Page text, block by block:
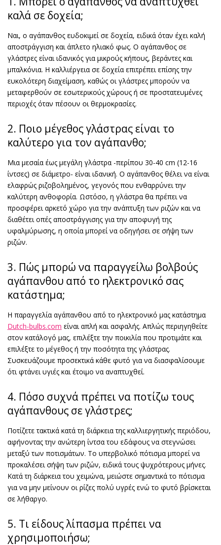
καλά σε δοχεία;
Ναι, ο αγάπανθος ευδοκιμεί σε δοχεία, ειδικά όταν έχει καλή
αποστράγγιση και άπλετο ηλιακό φως. Ο αγάπανθος σε
γλάστρες είναι ιδανικός για μικρούς κήπους, βεράντες και
μπαλκόνια. Η καλλιέργεια σε δοχεία επιτρέπει επίσης την
ευκολότερη διαχείμαση, καθώς οι γλάστρες μπορούν να
μεταφερθούν σε εσωτερικούς χώρους ή σε προστατευμένες
περιοχές όταν πέσουν οι θερμοκρασίες.
2. Ποιο μέγεθος γλάστρας είναι το
καλύτερο για τον αγάπανθο;
Μια μεσαία έως μεγάλη γλάστρα -περίπου 30-40 cm (12-16
ίντσες) σε διάμετρο- είναι ιδανική. Ο αγάπανθος θέλει να είναι
ελαφρώς ριζοβολημένος, γεγονός που ενθαρρύνει την
καλύτερη ανθοφορία. Ωστόσο, η γλάστρα θα πρέπει να
προσφέρει αρκετό χώρο για την ανάπτυξη των ριζών και να
διαθέτει οπές αποστράγγισης για την αποφυγή της
υφαλμύρωσης, η οποία μπορεί να οδηγήσει σε σήψη των
ριζών.
3. Πώς μπορώ να παραγγείλω βολβούς
αγάπανθου από το ηλεκτρονικό σας
κατάστημα;
Η παραγγελία αγάπανθου από το ηλεκτρονικό μας κατάστημα
Dutch-bulbs.com είναι απλή και ασφαλής. Απλώς περιηγηθείτε
στον κατάλογό μας, επιλέξτε την ποικιλία που προτιμάτε και
επιλέξτε το μέγεθος ή την ποσότητα της γλάστρας.
Συσκευάζουμε προσεκτικά κάθε φυτό για να διασφαλίσουμε
ότι φτάνει υγιές και έτοιμο να αναπτυχθεί.
4. Πόσο συχνά πρέπει να ποτίζω τους
αγάπανθους σε γλάστρες;
Ποτίζετε τακτικά κατά τη διάρκεια της καλλιεργητικής περιόδου,
αφήνοντας την ανώτερη ίντσα του εδάφους να στεγνώσει
μεταξύ των ποτισμάτων. Το υπερβολικό πότισμα μπορεί να
προκαλέσει σήψη των ριζών, ειδικά τους ψυχρότερους μήνες.
Κατά τη διάρκεια του χειμώνα, μειώστε σημαντικά το πότισμα
για να μην μείνουν οι ρίζες πολύ υγρές ενώ το φυτό βρίσκεται
σε λήθαργο.
5. Τι είδους λίπασμα πρέπει να
χρησιμοποιήσω;